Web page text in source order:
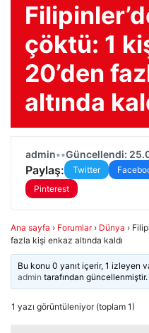
çöktü: 1
20’den
altında
admin••Güncellendi:
Paylaş: Twitter
Pinterest
Ana sayfa › Forumlar › Dünya ›
fazla kişi enkaz altında kaldı
Bu konu 0 yanıt içerir, 1 izleyen
admin tarafından güncellenmiştir.
1 yazı görüntüleniyor (toplam 1)